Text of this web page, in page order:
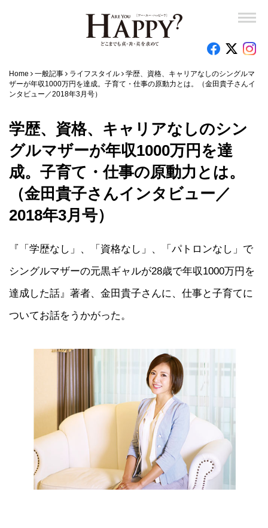
Home 一般記事 ライフスタイル
学歴、資格、キャリアなしのシングルマ
ザーが年収1000万円を達成。子育て・仕事の原動力とは。（金田貴子さんイ
ンタビュー／2018年3月号）
学歴、資格、キャリアなしのシン
グルマザーが年収1000万円を達
成。子育て・仕事の原動力とは。
（金田貴子さんインタビュー／
2018年3月号）
『「学歴なし」、「資格なし」、「パトロンなし」で
シングルマザーの元黒ギャルが28歳で年収1000万円を
達成した話』著者、金田貴子さんに、仕事と子育てに
ついてお話をうかがった。